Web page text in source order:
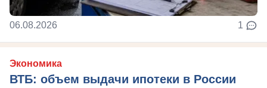
06.08.2026 1
Экономика
ВТБ: объем выдачи ипотеки в России